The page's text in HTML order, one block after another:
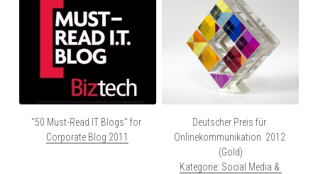
Corporate Blog 2011
Deutscher Preis für
Onlinekommunikation  2012
(Gold)
Kategorie: Social Media &